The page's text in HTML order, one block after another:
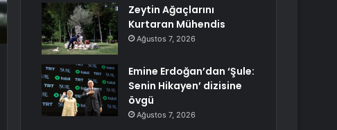
Zeytin Ağaçlarını
Kurtaran Mühendis
Ağustos 7, 2026
Emine Erdoğan’dan ‘Şule:
Senin Hikayen’ dizisine
övgü
Ağustos 7, 2026